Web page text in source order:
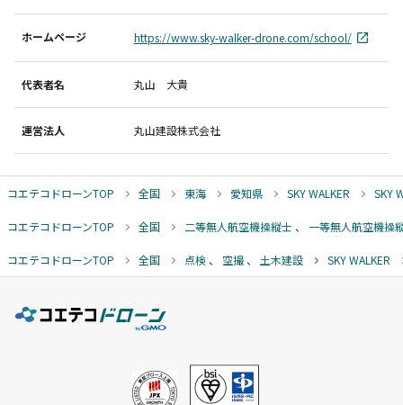
ホームページ https://www.sky-walker-drone.com/school/
代表者名 丸山 大貴
運営法人 丸山建設株式会社
コエテコドローンTOP 全国 東海 愛知県 SKY WALKER SKY
コエテコドローンTOP 全国 二等無人航空機操縦士 、 一等無人航空機操
コエテコドローンTOP 全国 点検 、 空撮 、 土木建設 SKY WALKER